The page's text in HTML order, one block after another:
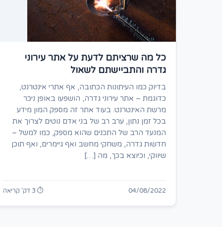
כל מה שרציתם לדעת על אתר עירוני
גדרה והתביישתם לשאול
בדיוק כמו העיתונות הכתובה, אף אתרי אינטרנט,
כדוגמת – אתר עירוני גדרה, הושפעו באופן ניכר
מרשת האינטרנט. בעוד אתר זה מספק המון מידע
בכל זמן נתון, ערב רב של בני אדם נוטים לצרוך את
המנעד הרב של התכנים שהוא מספק, כמו למשל –
חדשות גדרה, משחקי מחשב ואף גיימרים, ואף תוכן
שיווקי, וכיוצא בכך, מה […]
04/08/2022 ⏱ 3 דק' קריאה